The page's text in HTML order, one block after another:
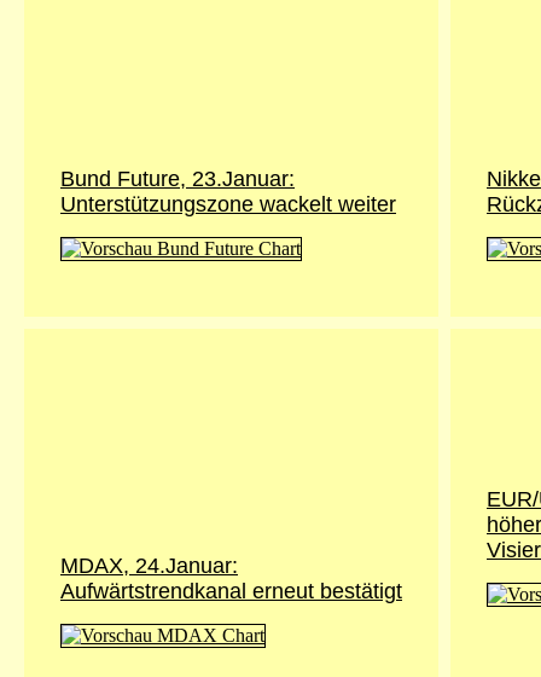
Bund Future, 23.Januar:
Unterstützungszone wackelt weiter
MDAX, 24.Januar:
Aufwärtstrendkanal erneut bestätigt
Visier